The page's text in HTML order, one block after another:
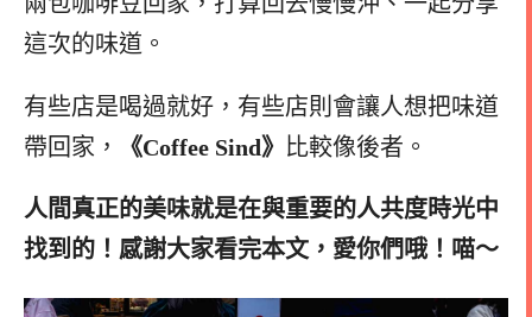
這次的味道。
有些店是喝過就好，有些店則會讓人想把味道
帶回家，
《Coffee Sind》 比較像後者。
人間真正的美味就是在與重要的人共度時光中
找到的！感謝大家看完本文，愛你們哦！喵～